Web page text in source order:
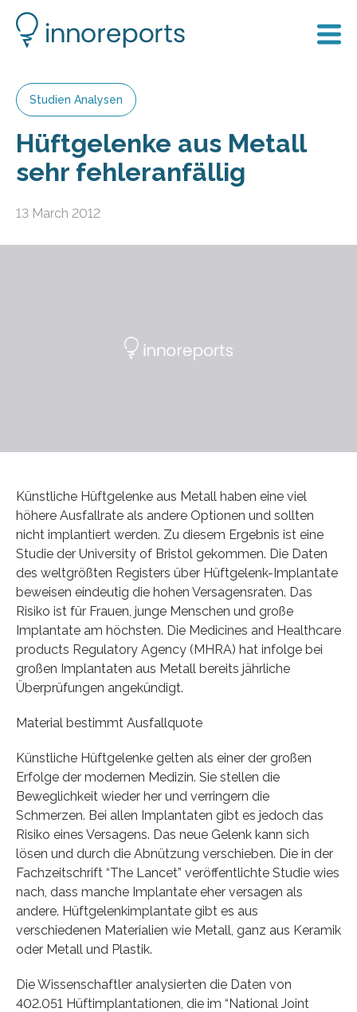
Studien Analysen
Hüftgelenke aus Metall
sehr fehleranfällig
13 March 2012
Künstliche Hüftgelenke aus Metall haben eine viel
höhere Ausfallrate als andere Optionen und sollten
nicht implantiert werden. Zu diesem Ergebnis ist eine
Studie der University of Bristol gekommen. Die Daten
des weltgrößten Registers über Hüftgelenk-Implantate
beweisen eindeutig die hohen Versagensraten. Das
Risiko ist für Frauen, junge Menschen und große
Implantate am höchsten. Die Medicines and Healthcare
products Regulatory Agency (MHRA) hat infolge bei
großen Implantaten aus Metall bereits jährliche
Überprüfungen angekündigt.
Material bestimmt Ausfallquote
Künstliche Hüftgelenke gelten als einer der großen
Erfolge der modernen Medizin. Sie stellen die
Beweglichkeit wieder her und verringern die
Schmerzen. Bei allen Implantaten gibt es jedoch das
Risiko eines Versagens. Das neue Gelenk kann sich
lösen und durch die Abnützung verschieben. Die in der
Fachzeitschrift “The Lancet” veröffentlichte Studie wies
nach, dass manche Implantate eher versagen als
andere. Hüftgelenkimplantate gibt es aus
verschiedenen Materialien wie Metall, ganz aus Keramik
oder Metall und Plastik.
Die Wissenschaftler analysierten die Daten von
402.051 Hüftimplantationen, die im “National Joint